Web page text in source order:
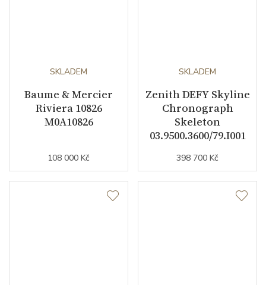
SKLADEM
Baume & Mercier
Riviera 10826
M0A10826
108 000 Kč
SKLADEM
Zenith DEFY Skyline
Chronograph
Skeleton
03.9500.3600/79.I001
398 700 Kč